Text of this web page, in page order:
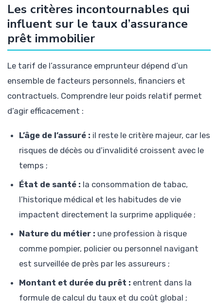
Les critères incontournables qui
influent sur le taux d’assurance
prêt immobilier
Le tarif de l’assurance emprunteur dépend d’un
ensemble de facteurs personnels, financiers et
contractuels. Comprendre leur poids relatif permet
d’agir efficacement :
L’âge de l’assuré : il reste le critère majeur, car les
risques de décès ou d’invalidité croissent avec le
temps ;
État de santé : la consommation de tabac,
l’historique médical et les habitudes de vie
impactent directement la surprime appliquée ;
Nature du métier : une profession à risque
comme pompier, policier ou personnel navigant
est surveillée de près par les assureurs ;
Montant et durée du prêt : entrent dans la
formule de calcul du taux et du coût global ;